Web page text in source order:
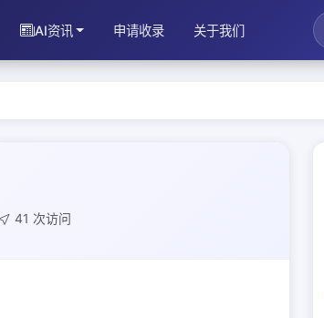
AI资讯 申请收录 关于我们
41 次访问